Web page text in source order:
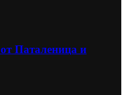
Паталеница и